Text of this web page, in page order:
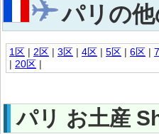
パリの
1区 2区 3区 4区 5区 6区
20区
パリ お土産